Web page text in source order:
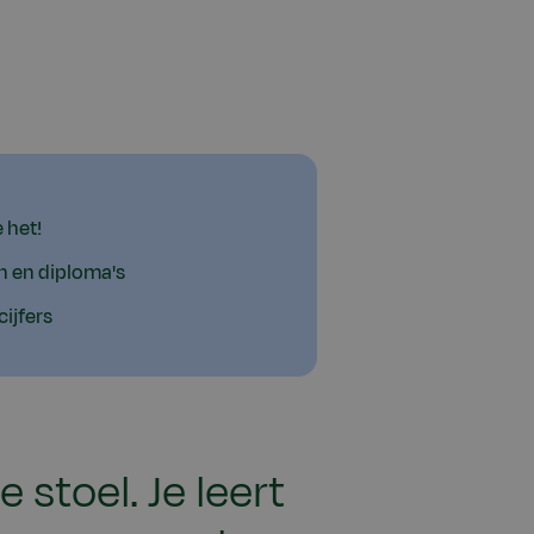
het!
en diploma's
stoel. Je leert